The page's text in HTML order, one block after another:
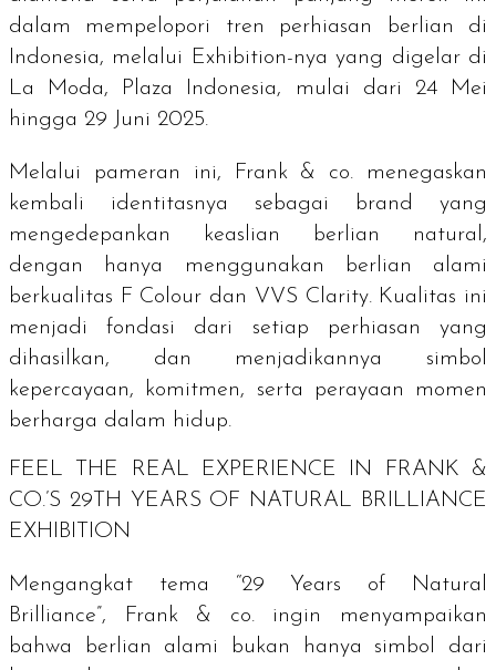
dalam mempelopori tren perhiasan berlian di
Indonesia, melalui
Exhibition-nya yang digelar di
La Moda, Plaza Indonesia, mulai dari 24 Mei
hingga 29 Juni 2025.
Melalui pameran ini, Frank & co. menegaskan
kembali identitasnya sebagai
brand yang
mengedepankan keaslian berlian natural,
dengan hanya menggunakan berlian alami
berkualitas F Colour dan VVS Clarity. Kualitas ini
menjadi fondasi dari setiap perhiasan yang
dihasilkan, dan menjadikannya simbol
kepercayaan, komitmen, serta perayaan momen
berharga dalam hidup.
FEEL THE REAL EXPERIENCE IN
FRANK &
CO.’S 29TH YEARS OF NATURAL BRILLIANCE
EXHIBITION
Mengangkat tema “29 Years of Natural
Brilliance”, Frank & co. ingin menyampaikan
bahwa berlian alami bukan hanya simbol dari